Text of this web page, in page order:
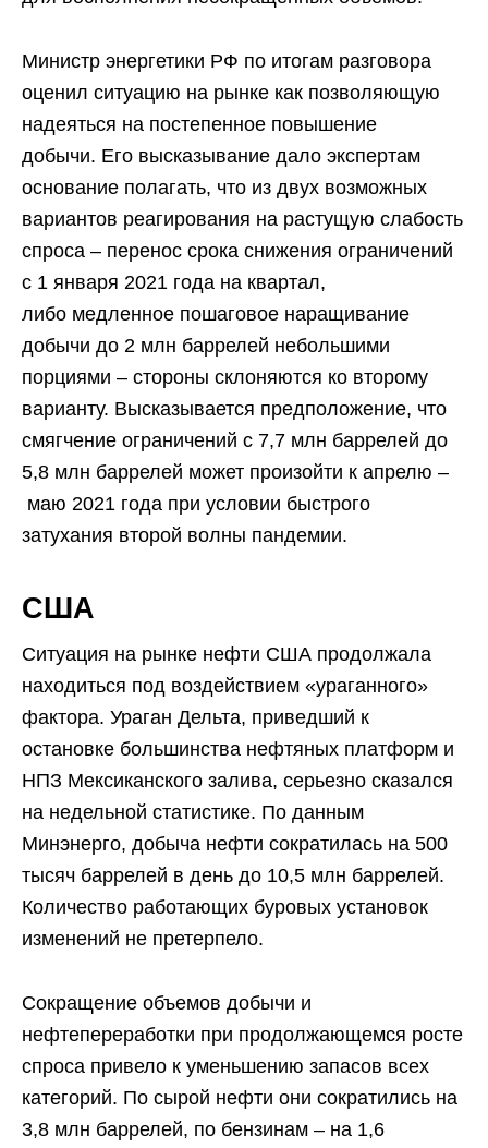
Министр энергетики РФ по итогам разговора
оценил ситуацию на рынке как позволяющую
надеяться на постепенное повышение
добычи. Его высказывание дало экспертам
основание полагать, что из двух возможных
вариантов реагирования на растущую слабость
спроса – перенос срока снижения ограничений
с 1 января 2021 года на квартал,
либо медленное пошаговое наращивание
добычи до 2 млн баррелей небольшими
порциями – стороны склоняются ко второму
варианту. Высказывается предположение, что
смягчение ограничений с 7,7 млн баррелей до
5,8 млн баррелей может произойти к апрелю –
маю 2021 года при условии быстрого
затухания второй волны пандемии.
США
Ситуация на рынке нефти США продолжала
находиться под воздействием «ураганного»
фактора. Ураган Дельта, приведший к
остановке большинства нефтяных платформ и
НПЗ Мексиканского залива, серьезно сказался
на недельной статистике. По данным
Минэнерго, добыча нефти сократилась на 500
тысяч баррелей в день до 10,5 млн баррелей.
Количество работающих буровых установок
изменений не претерпело.
Сокращение объемов добычи и
нефтепереработки при продолжающемся росте
спроса привело к уменьшению запасов всех
категорий. По сырой нефти они сократились на
3,8 млн баррелей, по бензинам – на 1,6